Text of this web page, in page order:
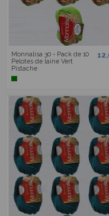
Monnalisa 30 - Pack de 10
Pelotes de laine Vert
Pistache